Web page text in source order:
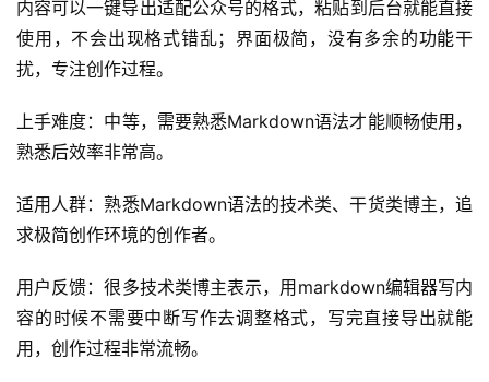
内容可以一键导出适配公众号的格式，粘贴到后台就能直接
使用，不会出现格式错乱；界面极简，没有多余的功能干
扰，专注创作过程。
上手难度：中等，需要熟悉Markdown语法才能顺畅使用，
熟悉后效率非常高。
适用人群：熟悉Markdown语法的技术类、干货类博主，追
求极简创作环境的创作者。
用户反馈：很多技术类博主表示，用markdown编辑器写内
容的时候不需要中断写作去调整格式，写完直接导出就能
用，创作过程非常流畅。